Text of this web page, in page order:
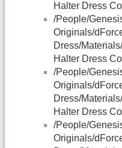
Halter Dress
/People/
Originals/
Dress/
Halter Dress
/People/
Originals/
Dress/
Halter Dress
/People/
Originals/